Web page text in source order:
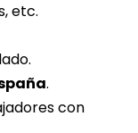
, etc.
.
con